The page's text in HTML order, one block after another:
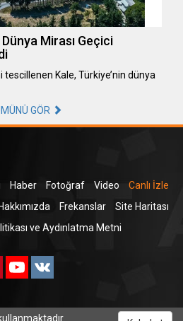
Dünya Mirası Geçici
Kale, Türkiye’nin dünya
GÖR
Haber Fotoğraf Video
Canlı İzle
Frekanslar
Site Haritası
ve Aydınlatma Metni
PinterestYouTube